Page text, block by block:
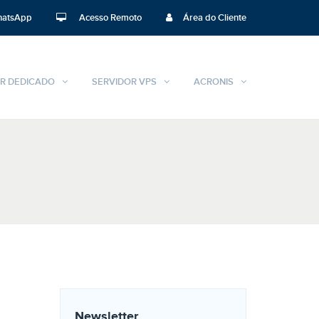
Acesso Remoto Área do Cliente
DEDICADO SERVIDOR VPS ACRONIS